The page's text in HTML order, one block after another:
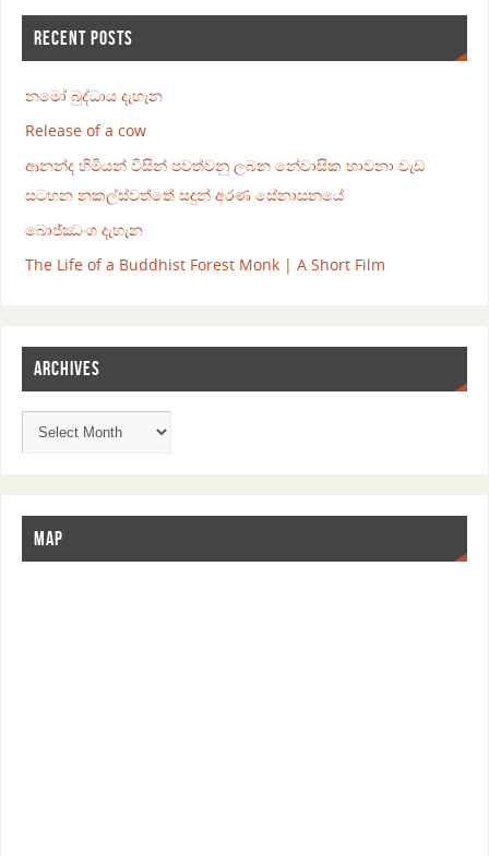
RECENT POSTS
නමෝ බුද්ධාය දැහැන
Release of a cow
ආනන්ද හිමියන් විසින් පවත්වනු ලබන නේවාසික භාවනා වැඩ
සටහන නකල්ස්වත්තේ සඳුන් අරණ සේනාසනයේ
බොජ්ඣංග දැහැන
The Life of a Buddhist Forest Monk | A Short Film
ARCHIVES
MAP